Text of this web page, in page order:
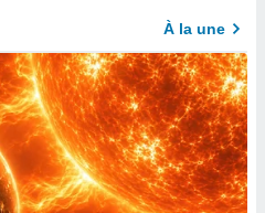
À la une